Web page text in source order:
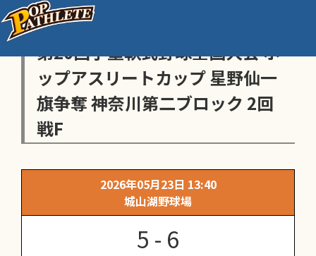
センス・トラストトーナメント
第20回学童軟式野球全国大会 ポ
ップアスリートカップ 星野仙一
旗争奪 神奈川第二ブロック 2回
戦F
2026年05月23日 13:40
城山湖野球場
5 - 6